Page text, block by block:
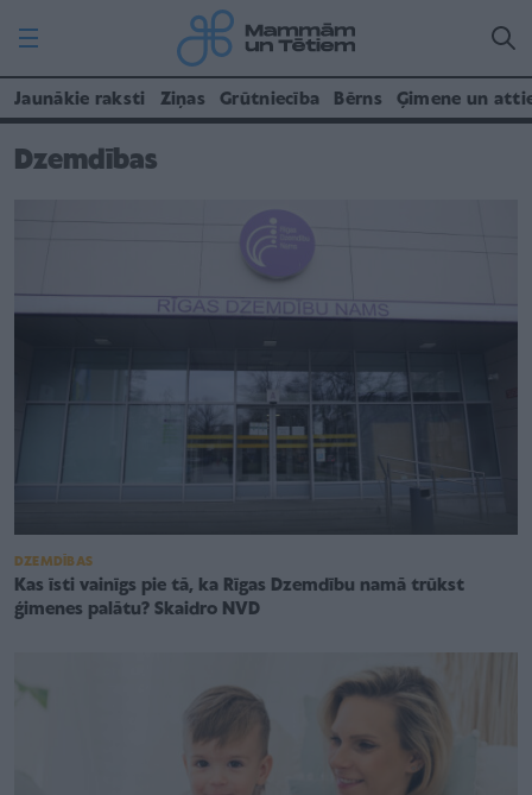
Jaunākie raksti Ziņas Grūtniecība Bērns Ģimene un
Dzemdības
DZEMDĪBAS
Kas īsti vainīgs pie tā, ka Rīgas Dzemdību namā trūkst
ģimenes palātu? Skaidro NVD